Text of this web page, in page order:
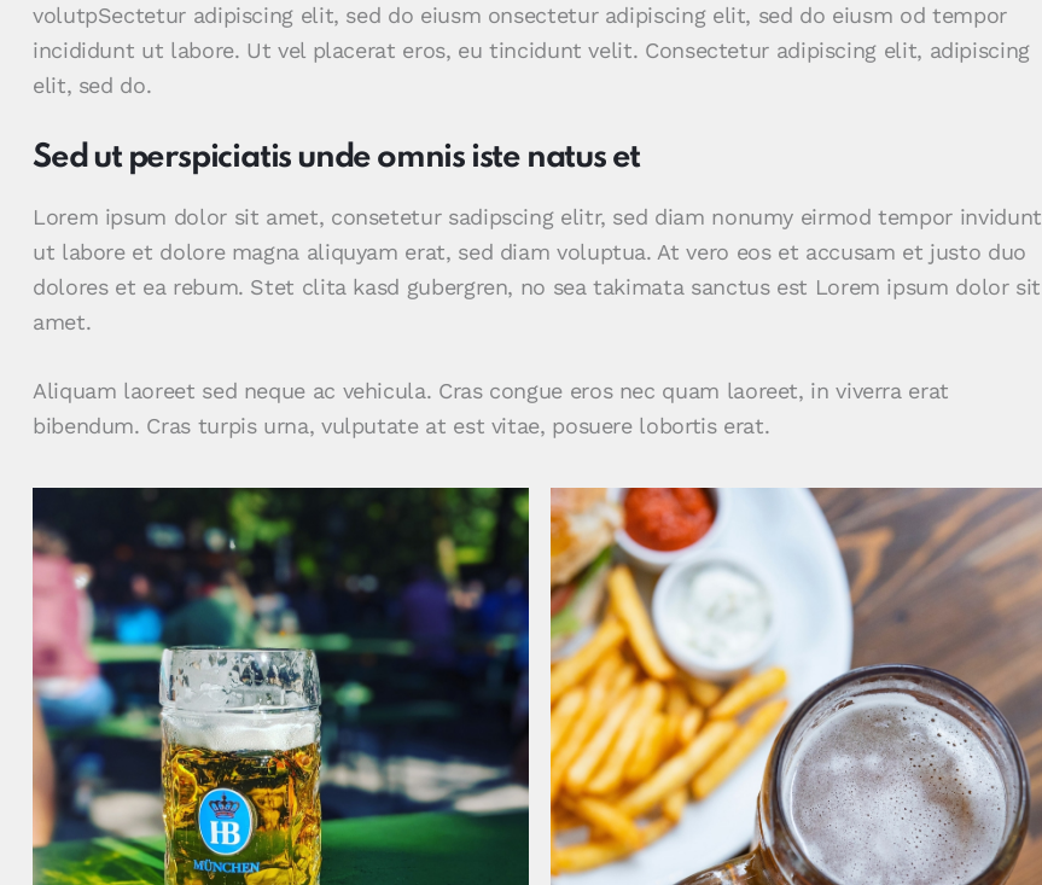
volutpSectetur adipiscing elit, sed do eiusm onsectetur adipiscing elit, sed do eiusm od tempor
incididunt ut labore. Ut vel placerat eros, eu tincidunt velit. Consectetur adipiscing elit, adipiscing
elit, sed do.
Sed ut perspiciatis unde omnis iste natus et
Lorem ipsum dolor sit amet, consetetur sadipscing elitr, sed diam nonumy eirmod tempor invidunt
ut labore et dolore magna aliquyam erat, sed diam voluptua. At vero eos et accusam et justo duo
dolores et ea rebum. Stet clita kasd gubergren, no sea takimata sanctus est Lorem ipsum dolor sit
amet.
Aliquam laoreet sed neque ac vehicula. Cras congue eros nec quam laoreet, in viverra erat
bibendum. Cras turpis urna, vulputate at est vitae, posuere lobortis erat.